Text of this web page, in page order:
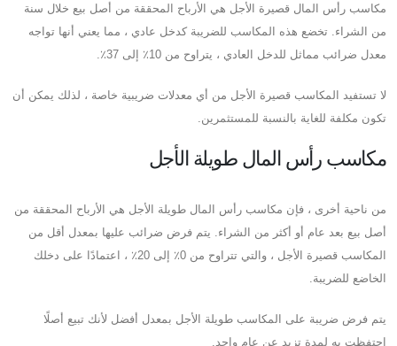
مكاسب رأس المال قصيرة الأجل هي الأرباح المحققة من أصل بيع خلال سنة
من الشراء. تخضع هذه المكاسب للضريبة كدخل عادي ، مما يعني أنها تواجه
معدل ضرائب مماثل للدخل العادي ، يتراوح من 10٪ إلى 37٪.
لا تستفيد المكاسب قصيرة الأجل من أي معدلات ضريبية خاصة ، لذلك يمكن أن
تكون مكلفة للغاية بالنسبة للمستثمرين.
مكاسب رأس المال طويلة الأجل
من ناحية أخرى ، فإن مكاسب رأس المال طويلة الأجل هي الأرباح المحققة من
أصل بيع بعد عام أو أكثر من الشراء. يتم فرض ضرائب عليها بمعدل أقل من
المكاسب قصيرة الأجل ، والتي تتراوح من 0٪ إلى 20٪ ، اعتمادًا على دخلك
الخاضع للضريبة.
يتم فرض ضريبة على المكاسب طويلة الأجل بمعدل أفضل لأنك تبيع أصلًا
احتفظت به لمدة تزيد عن عام واحد.